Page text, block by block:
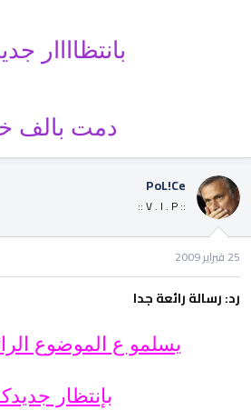
بانتظاااار
دمت بالف
PoL!Ce
:: V . I . P ::
25 فبراير 2009
رد: رسالة رائعة جدا
يسلمو ع الموضوع
بإنتظار